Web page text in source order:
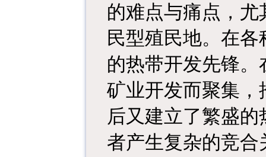
的难点与痛点，
民型殖民地。在
的热带开发先锋
矿业开发而聚集
后又建立了繁盛
者产生复杂的竞